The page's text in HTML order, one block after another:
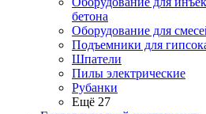
бетона
Оборудование для
Подъемники для
Шпатели
Пилы электрические
Рубанки
Ещё 27